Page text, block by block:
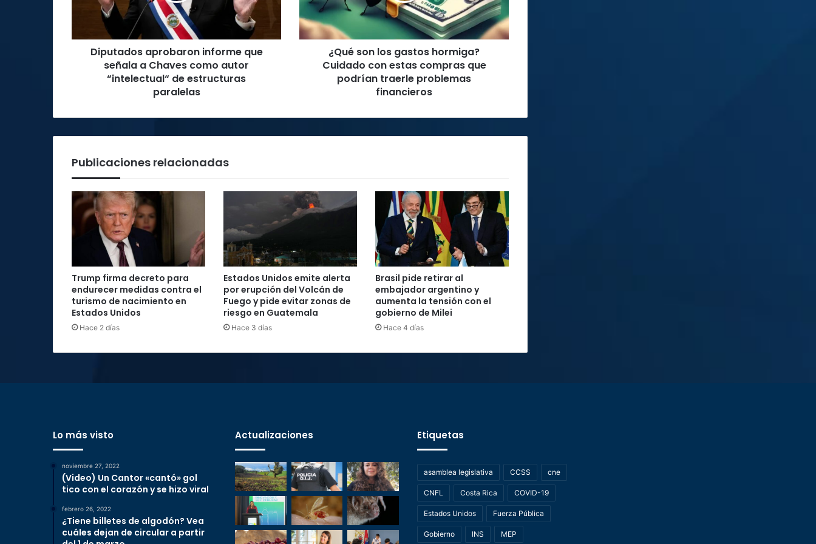
autor
“intelectual“
estructuras
Diputados aprobaron informe que
señala a Chaves como autor
“intelectual“ de estructuras
paralelas
estas
compras
podrían
¿Qué son los gastos hormiga?
Cuidado con estas compras que
podrían traerle problemas
financieros
Publicaciones relacionadas
Trump firma decreto para
endurecer medidas contra el
turismo de nacimiento en
Estados Unidos
Hace 2 días
Estados Unidos emite alerta
por erupción del Volcán de
Fuego y pide evitar zonas de
riesgo en Guatemala
Hace 3 días
Brasil pide retirar al
embajador argentino y
aumenta la tensión con el
gobierno de Milei
Hace 4 días
Lo más visto
noviembre 27, 2022
(Video) Un Cantor «cantó» gol
tico con el corazón y se hizo viral
febrero 26, 2022
¿Tiene billetes de algodón? Vea
cuáles dejan de circular a partir
Actualizaciones Etiquetas
asamblea legislativa CCSS cne
CNFL Costa Rica COVID-19
Estados Unidos Fuerza Pública
Gobierno INS MEP